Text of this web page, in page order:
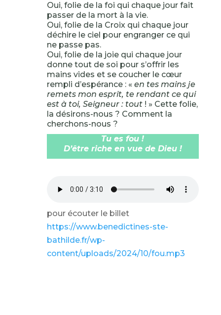
Oui, folie de la foi qui chaque jour fait
passer de la mort à la vie.
Oui, folie de la Croix qui chaque jour
déchire le ciel pour engranger ce qui
ne passe pas.
Oui, folie de la joie qui chaque jour
donne tout de soi pour s’offrir les
mains vides et se coucher le cœur
rempli d’espérance : « en tes mains je
remets mon esprit, te rendant ce qui
est à toi, Seigneur : tout! » Cette folie,
la désirons-nous ? Comment la
cherchons-nous ?
Tu es fou !
D’être riche en vue de Dieu !
pour écouter le billet
https://www.benedictines-ste-
bathilde.fr/wp-
content/uploads/2024/10/fou.mp3